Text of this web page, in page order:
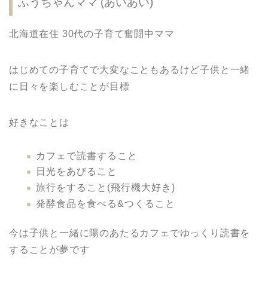
北海道在住 30代の子育て奮闘中ママ
はじめての子育てで大変なこともあるけど子供と一緒
に日々を楽しむことが目標
好きなことは
カフェで読書すること
日光をあびること
旅行をすること(飛行機大好き)
発酵食品を食べる&つくること
今は子供と一緒に陽のあたるカフェでゆっくり読書を
することが夢です